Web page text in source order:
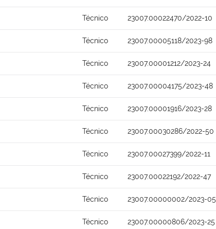
Técnico 23007.00022470/2022-10
Técnico 23007.00005118/2023-98
Técnico 23007.00001212/2023-24
Técnico 23007.00004175/2023-48
Técnico 23007.00001916/2023-28
Técnico 23007.00030286/2022-50
Técnico 23007.00027399/2022-11
Técnico 23007.00022192/2022-47
Técnico 23007.00000002/2023-05
Técnico 23007.00000806/2023-25